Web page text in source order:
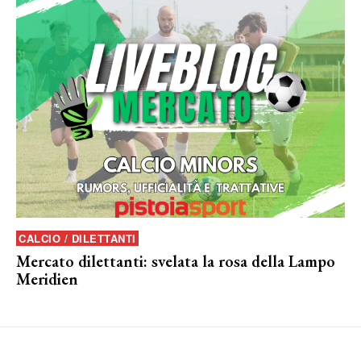
CALCIO / DILETTANTI
Mercato dilettanti: svelata la rosa della Lampo
Meridien